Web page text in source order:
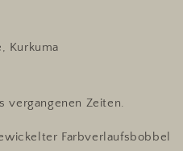
Kurkuma
vergangenen Zeiten.
Farbverlaufsbobbel